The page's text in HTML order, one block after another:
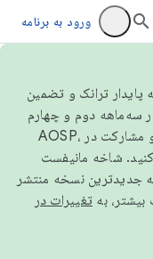
ورود به برنامه
پایدار ترانک و تضمین
سه‌ماهه دوم و چهارم
کنید. شاخه مانیفست
جدیدترین نسخه منتشر
تغییرات در